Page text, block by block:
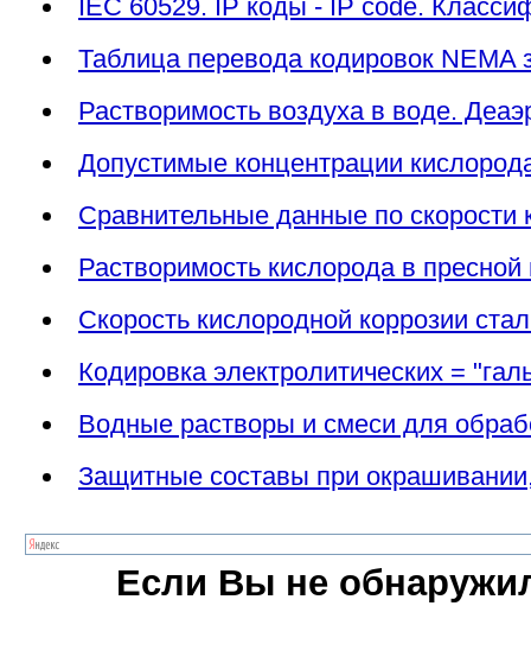
IEC 60529. IP коды - IP code.
Таблица перевода кодировок
Растворимость воздуха в воде.
Допустимые концентрации
Сравнительные данные по
Растворимость кислорода в
Скорость кислородной коррозии
Кодировка электролитических =
Водные растворы и смеси для
Защитные составы при
Если Вы не